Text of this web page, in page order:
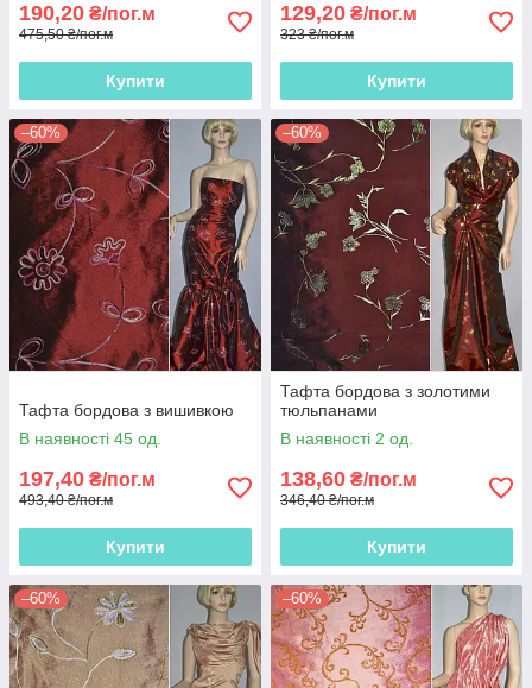
190,20 ₴/пог.м
475,50 ₴/пог.м
Купити
129,20 ₴/пог.м
323 ₴/пог.м
Купити
–60%
Тафта бордова з вишивкою
В наявності 45 од.
197,40 ₴/пог.м
493,40 ₴/пог.м
Купити
–60%
Тафта бордова з золотими
тюльпанами
В наявності 2 од.
138,60 ₴/пог.м
346,40 ₴/пог.м
Купити
–60% –60%